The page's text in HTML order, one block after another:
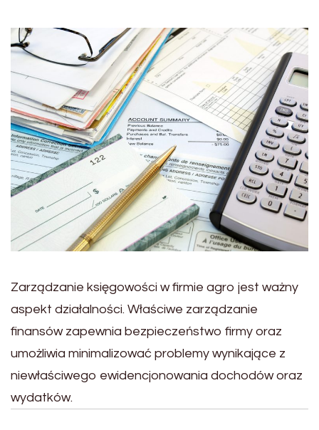
Zarządzanie księgowości w firmie agro jest ważny
aspekt działalności. Właściwe zarządzanie
finansów zapewnia bezpieczeństwo firmy oraz
umożliwia minimalizować problemy wynikające z
niewłaściwego ewidencjonowania dochodów oraz
wydatków.